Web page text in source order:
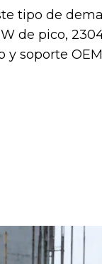
tipo de
de pico,
soporte